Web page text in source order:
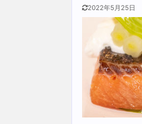
2022年5月25日